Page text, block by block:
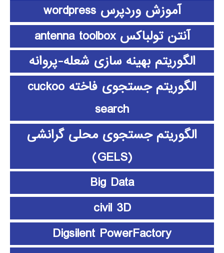
آموزش وردپرس wordpress
آنتن تولباکس antenna toolbox
الگوریتم بهینه سازی شعله-پروانه
الگوریتم جستجوی فاخته cuckoo
search
الگوریتم جستجوی محلی گرانشی
(GELS)
Big Data
civil 3D
Digsilent PowerFactory